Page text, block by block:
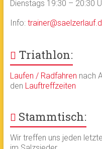
Dienstags 19:30 – 20:30
Info:
Triathlon:
Laufen / Radfahren nach
den Lauftreffzeiten
Stammtisch:
Wir treffen uns jeden